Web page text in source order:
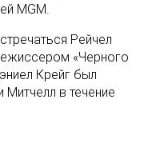
MGM.
Рейчел
«Черного
Крейг был
Митчелл в течение